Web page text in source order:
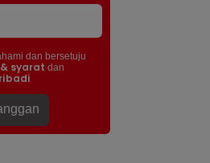
dan bersetuju
syarat dan